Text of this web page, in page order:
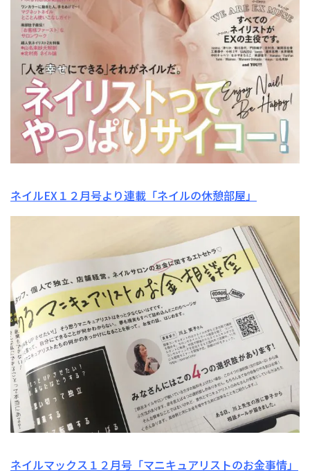
ネイルEX１２月号より連載「ネイルの休憩部屋」
ネイルマックス１２月号「マニキュアリストのお金事情」